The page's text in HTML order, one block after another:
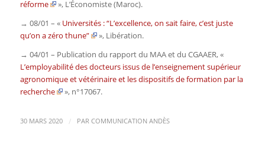
réforme
», L’Économiste(Maroc).
→ 08/01 – « Universités : “L’excellence, on sait faire, c’est juste
qu’on a zéro thune”
», Libération.
→ 04/01 – Publication du rapport du MAA et du CGAAER, «
L’employabilité des docteurs issus de l’enseignement supérieur
agronomique et vétérinaire et les dispositifs de formation par la
recherche
», n°17067.
30 MARS 2020 / PAR COMMUNICATION ANDÈS